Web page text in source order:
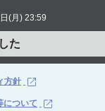
(月) 23:59
た
方針
について